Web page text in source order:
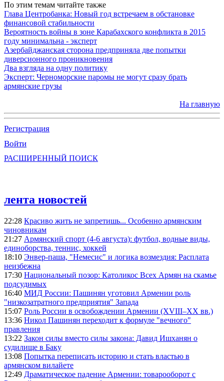
По этим темам читайте также
Глава Центробанка: Новый год встречаем в обстановке
финансовой стабильности
Вероятность войны в зоне Карабахского конфликта в 2015
году минимальна - эксперт
Азербайджанская сторона предприняла две попытки
диверсионного проникновения
Два взгляда на одну политику
Эксперт: Черноморские паромы не могут сразу брать
армянские грузы
На главную
Регистрация
Войти
РАСШИРЕННЫЙ ПОИСК
лента новостей
22:28 Красиво жить не запретишь... Особенно армянским
чиновникам
21:27 Армянский спорт (4-6 августа): футбол, водные виды,
единоборства, теннис, хоккей
18:10 Энвер-паша, "Немесис" и логика возмездия: Расплата
неизбежна
17:30 Национальный позор: Католикос Всех Армян на скамье
подсудимых
16:40 МИД России: Пашинян уготовил Армении роль
"низкозатратного предприятия" Запада
15:07 Роль России в освобождении Армении (XVIII–XX вв.)
13:36 Никол Пашинян переходит к формуле "вечного"
правления
13:22 Закон силы вместо силы закона: Давид Ишханян о
судилище в Баку
13:08 Попытка переписать историю и стать властью в
армянском вилайете
12:49 Драматическое падение Армении: товарооборот с